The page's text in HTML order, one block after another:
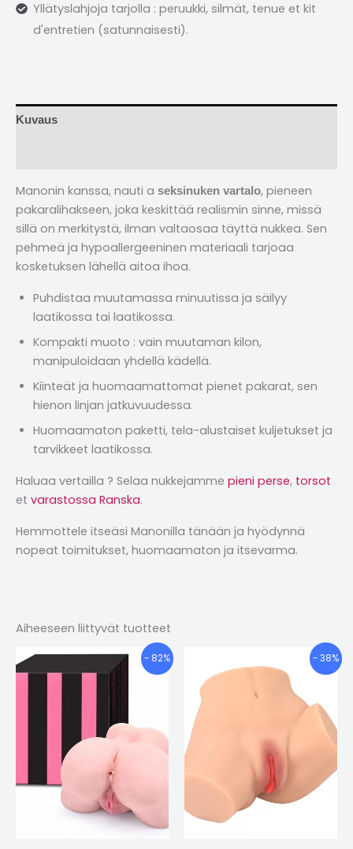
Yllätyslahjoja tarjolla : peruukki, silmät, tenue et kit
d'entretien (satunnaisesti).
Kuvaus
Manonin kanssa, nauti a seksinuken vartalo, pieneen
pakaralihakseen, joka keskittää realismin sinne, missä
sillä on merkitystä, ilman valtaosaa täyttä nukkea. Sen
pehmeä ja hypoallergeeninen materiaali tarjoaa
kosketuksen lähellä aitoa ihoa.
Puhdistaa muutamassa minuutissa ja säilyy
laatikossa tai laatikossa.
Kompakti muoto : vain muutaman kilon,
manipuloidaan yhdellä kädellä.
Kiinteät ja huomaamattomat pienet pakarat, sen
hienon linjan jatkuvuudessa.
Huomaamaton paketti, tela-alustaiset kuljetukset ja
tarvikkeet laatikossa.
Haluaa vertailla ? Selaa nukkejamme pieni perse, torsot
et varastossa Ranska.
Hemmottele itseäsi Manonilla tänään ja hyödynnä
nopeat toimitukset, huomaamaton ja itsevarma.
Aiheeseen liittyvät tuotteet
- 82%
Alkuperäinen
hinta
€253.90.
Nykyinen
hinta
on:
€45.90.
- 38%
Alkuperäinen
hinta
Nykyinen
hinta
on:
€78.61.